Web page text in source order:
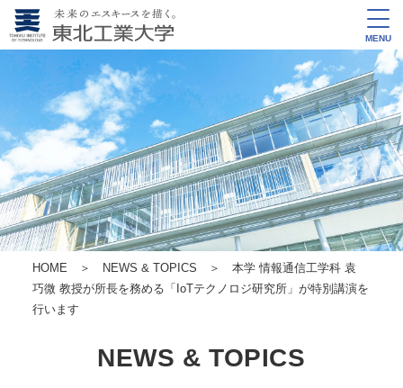
MENU
HOME ＞ NEWS & TOPICS ＞ 本学 情報通信工学科 袁
巧微 教授が所長を務める「IoTテクノロジ研究所」が特別講演を
行います
NEWS & TOPICS